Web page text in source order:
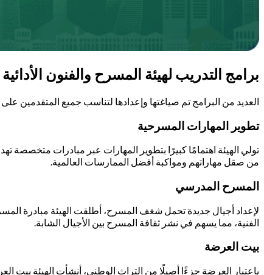
برامج التدريب لهيئة المسرح والفنون الأدائية
العديد من البرامج تم صياغتها وإعدادها لتناسب جميع المتقدمين
تطوير المهارات المسرحية
تولي الهيئة اهتمامًا كبيرًا بتطوير المهارات عبر مبادرات متخصصة
من صقل مهاراتهم ومواكبة أفضل الممارسات العالمية.
المسرح المدرسي
لإعداد أجيال جديدة تحمل شغف المسرح، أطلقت الهيئة مبادرة
الفنية، مما يسهم في نشر ثقافة المسرح بين الأجيال الشابة.
بيت العرضة
باعتبار العرضة جزءًا أصيلًا من التراث الوطني، أنشأت الهيئة